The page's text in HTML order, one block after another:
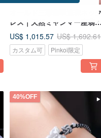
オールド三彩翡翠連珠ネック
レス｜天然ミャンマー産翡翠
A 貨｜ギフト
US$ 1,015.57 US$ 1,692.61
カスタム可 Pinkoi限定
40%OFF